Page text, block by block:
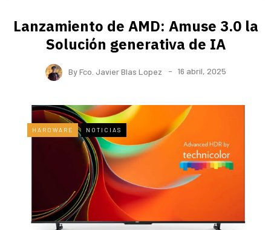
Lanzamiento de AMD: Amuse 3.0 la
Solución generativa de IA
ByFco. Javier Blas Lopez 16 abril, 2025
HARDWARE NOTICIAS